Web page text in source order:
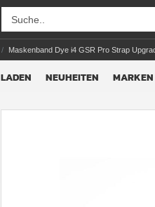
Maskenband Dye i4 GSR Pro Strap
LADEN NEUHEITEN MARKEN